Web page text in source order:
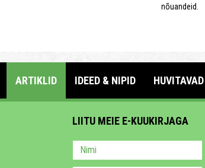
nõuandeid.
ARTIKLID IDEED & NIPID
LIITU MEIE E-KUUKIRJAGA